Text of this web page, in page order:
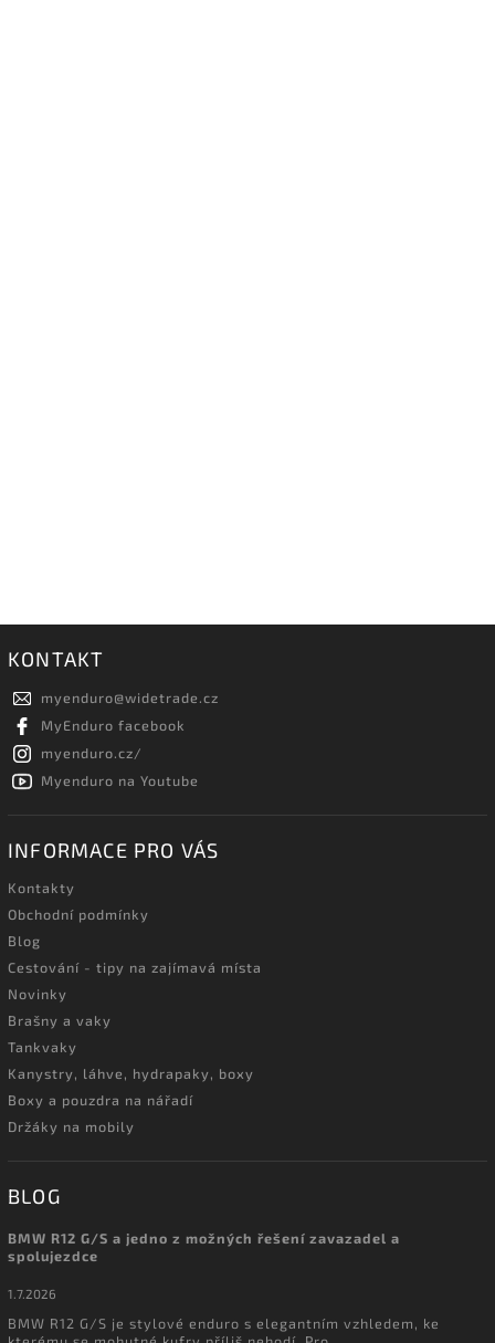
KONTAKT
myenduro@widetrade.cz
MyEnduro facebook
myenduro.cz/
Myenduro na Youtube
INFORMACE PRO VÁS
Kontakty
Obchodní podmínky
Blog
Cestování - tipy na zajímavá místa
Novinky
Brašny a vaky
Tankvaky
Kanystry, láhve, hydrapaky, boxy
Boxy a pouzdra na nářadí
Držáky na mobily
BLOG
BMW R12 G/S a jedno z možných řešení zavazadel a
spolujezdce
1.7.2026
BMW R12 G/S je stylové enduro s elegantním vzhledem, ke